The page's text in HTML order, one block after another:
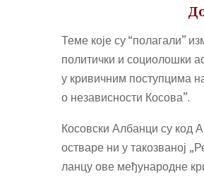
Д
Теме које су “полагали”
политички и социолошки
у кривичним поступцима
о независности Косова”.
Косовски Албанци су код
остваре ни у такозваној
ланцу ове међународне